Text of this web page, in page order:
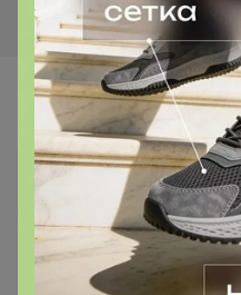
Самые